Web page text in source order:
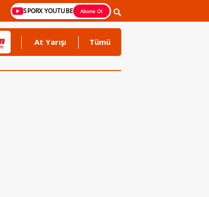
SPORX YOUTUBE Abone Ol
At Yarışı Tümü